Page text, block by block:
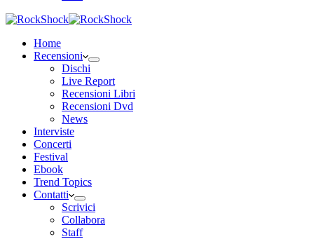
Home
Recensioni
Dischi
Live Report
Recensioni Libri
Recensioni Dvd
News
Interviste
Concerti
Festival
Ebook
Trend Topics
Contatti
Scrivici
Collabora
Staff